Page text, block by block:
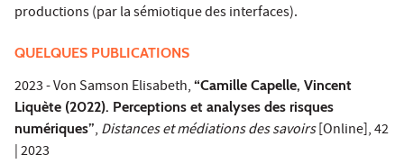
productions (par la sémiotique des interfaces).
QUELQUES PUBLICATIONS
2023 - Von Samson Elisabeth, “Camille Capelle, Vincent
Liquète (2022). Perceptions et analyses des risques
numériques”, Distances et médiations des savoirs[Online], 42
| 2023